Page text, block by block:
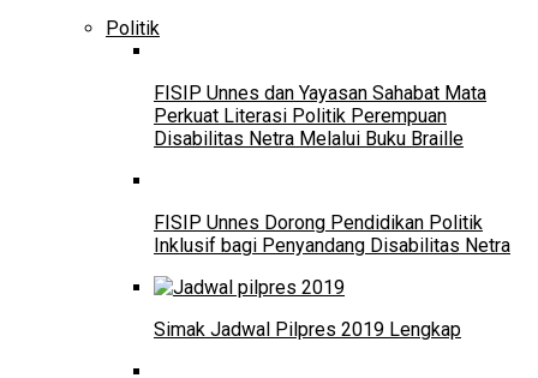
Politik
FISIP Unnes dan Yayasan Sahabat Mata
Perkuat Literasi Politik Perempuan
Disabilitas Netra Melalui Buku Braille
FISIP Unnes Dorong Pendidikan Politik
Inklusif bagi Penyandang Disabilitas Netra
Simak Jadwal Pilpres 2019 Lengkap